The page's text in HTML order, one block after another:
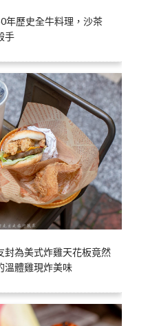
年歷史全牛料理，沙茶
手
封為美式炸雞天花板竟然
溫體雞現炸美味